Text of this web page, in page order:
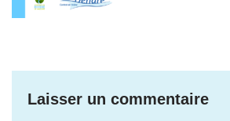
Laisser un commentaire